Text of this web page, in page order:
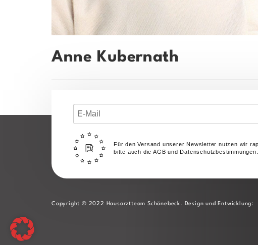
Anne Kubernath
Für den Versand unserer Newsletter nutzen wir
bitte auch die AGB und Datenschutzbestimmungen.
Copyright © 2022 Hausarztteam Schönebeck. Design und Entwicklung: